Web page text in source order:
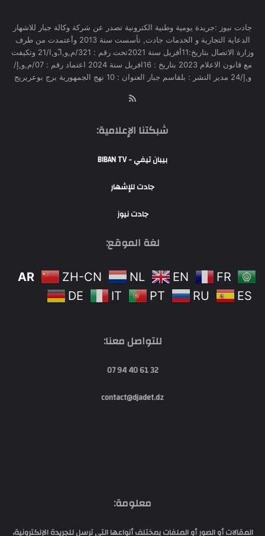
جادت نيوز :جريدة يومية وطنية الكترونية تصدر عن شركة وكالة جبار للاشهار
الدعاية التجارية و الخدمات جادت, تأسست سنة 2013 وأعتمدت من طرف
وزارة الاتصال بتاريخ:11أفريل سنة 2021تحت رقم : 321/م,و,ا,ّو,ا/21 وتكيفت
مع قانون الاعلام 2023 بتاريخ : 16افريل سنة 2024 اعتماد رقم : 07/م,و,إ/
و,إ/24 مدير النشر : بلقاسم جبار العنوان : 10 نهج الجمهورية برج بوعريريج
شبكتنا الإعلامية:
بيبان تيفي - BIBAN TV
جادت للإشهار
جادت نيوز
لغة الموقع:
AR ZH-CN NL EN
FR
DE
IT PT RU ES
للتواصل معنا:
32 61 40 94 07
contact@djadet.dz
معلومة:
المقالات أو الصور أو الملفات بمختلف أنواعها التي ترسل للجريدة الإلكترونية،